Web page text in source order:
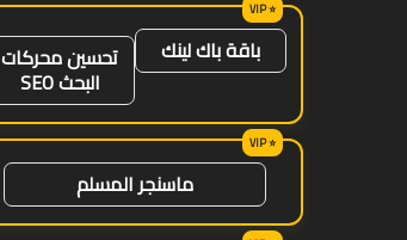
باقة باك لينك تحسين محركات
البحث SEO
ماسنجر المسلم